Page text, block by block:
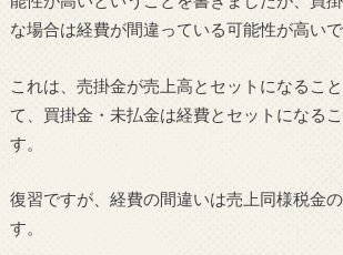
な場合は経費が間違っている可能性が高いで
これは、売掛金が売上高とセットになるこ
て、買掛金・未払金は経費とセットになる
す。
復習ですが、経費の間違いは売上同様税金
す。